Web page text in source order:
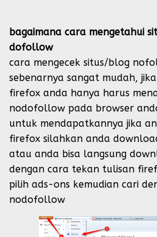
bagaimana cara mengetahui
dofollow
cara mengecek situs/blog
sebenarnya sangat mudah,
firefox anda hanya harus
nodofollow pada browser
untuk mendapatkannya jika
firefox silahkan anda
atau anda bisa langsung
dengan cara tekan tulisan
pilih ads-ons kemudian cari
nodofollow